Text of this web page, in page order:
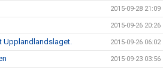
2015-09-28 21:09
2015-09-26 20:26
Upplandlandslaget. 2015-09-26 06:02
2015-09-23 03:56